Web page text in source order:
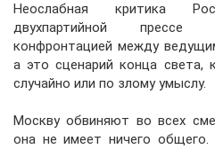
Неослабная критика
двухпартийной прессе
конфронтацией между
а это сценарий конца света,
случайно или по злому умыслу.
Москву обвиняют во всех
она не имеет ничего общего.